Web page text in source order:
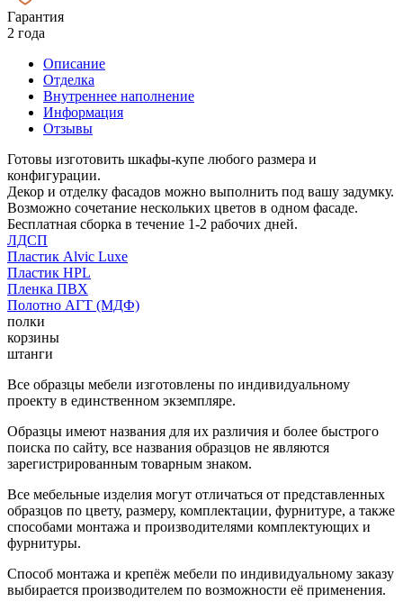
Гарантия
2 года
Описание
Отделка
Внутреннее наполнение
Информация
Отзывы
Готовы изготовить шкафы-купе любого размера и
конфигурации.
Декор и отделку фасадов можно выполнить под вашу задумку.
Возможно сочетание нескольких цветов в одном фасаде.
Бесплатная сборка в течение 1-2 рабочих дней.
ЛДСП
Пластик Alvic Luxe
Пластик HPL
Пленка ПВХ
Полотно АГТ (МДФ)
полки
корзины
штанги
Все образцы мебели изготовлены по индивидуальному
проекту в единственном экземпляре.
Образцы имеют названия для их различия и более быстрого
поиска по сайту, все названия образцов не являются
зарегистрированным товарным знаком.
Все мебельные изделия могут отличаться от представленных
образцов по цвету, размеру, комплектации, фурнитуре, а также
способами монтажа и производителями комплектующих и
фурнитуры.
Способ монтажа и крепёж мебели по индивидуальному заказу
выбирается производителем по возможности её применения.